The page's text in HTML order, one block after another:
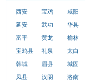
西安 宝鸡 咸阳
延安
武功 华县
富平
黄龙 榆林
宝鸡县
礼泉 太白
韩城
眉县 城固
凤县
汉阴 洛南